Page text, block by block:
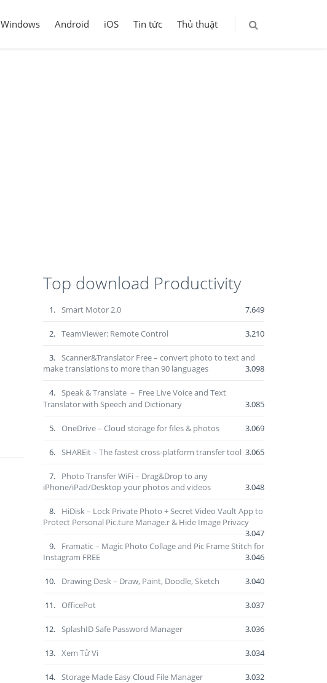
Windows Android iOS Tin tức Thủ thuật
Top download Productivity
1. Smart Motor 2.0 7.649
2. TeamViewer: Remote Control 3.210
3. Scanner&Translator Free – convert photo to text and
make translations to more than 90 languages
3.098
4. Speak & Translate － Free Live Voice and Text
Translator with Speech and Dictionary
3.085
5. OneDrive – Cloud storage for files & photos 3.069
6. SHAREit – The fastest cross-platform transfer tool 3.065
7.
Photo Transfer WiFi – Drag&Drop to any
iPhone/iPad/Desktop your photos and videos
3.048
8.
HiDisk – Lock Private Photo + Secret Video Vault App to
Protect Personal Pic.ture Manage.r & Hide Image Privacy
3.047
9.
Framatic – Magic Photo Collage and Pic Frame Stitch for
Instagram FREE
3.046
10. Drawing Desk – Draw, Paint, Doodle, Sketch 3.040
11. OfficePot 3.037
12. SplashID Safe Password Manager 3.036
13. Xem Tử Vi 3.034
14. Storage Made Easy Cloud File Manager 3.032